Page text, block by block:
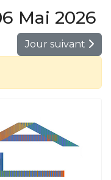
Mai 2026
Jour suivant